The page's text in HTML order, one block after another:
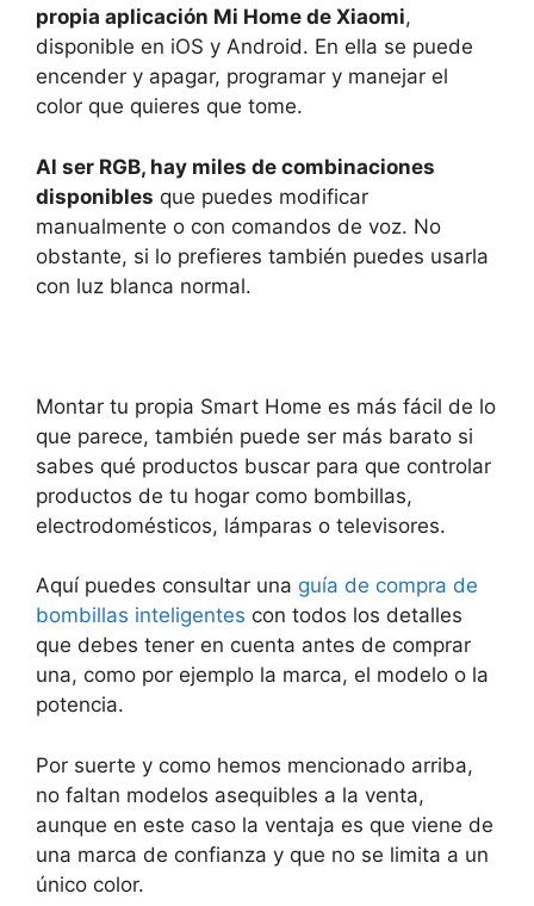
propia aplicación Mi Home de Xiaomi,
disponible en iOS y Android. En ella se puede
encender y apagar, programar y manejar el
color que quieres que tome.
Al ser RGB, hay miles de combinaciones
disponibles que puedes modificar
manualmente o con comandos de voz. No
obstante, si lo prefieres también puedes usarla
con luz blanca normal.
Montar tu propia Smart Home es más fácil de lo
que parece, también puede ser más barato si
sabes qué productos buscar para que controlar
productos de tu hogar como bombillas,
electrodomésticos, lámparas o televisores.
Aquí puedes consultar una guía de compra de
bombillas inteligentes con todos los detalles
que debes tener en cuenta antes de comprar
una, como por ejemplo la marca, el modelo o la
potencia.
Por suerte y como hemos mencionado arriba,
no faltan modelos asequibles a la venta,
aunque en este caso la ventaja es que viene de
una marca de confianza y que no se limita a un
único color.